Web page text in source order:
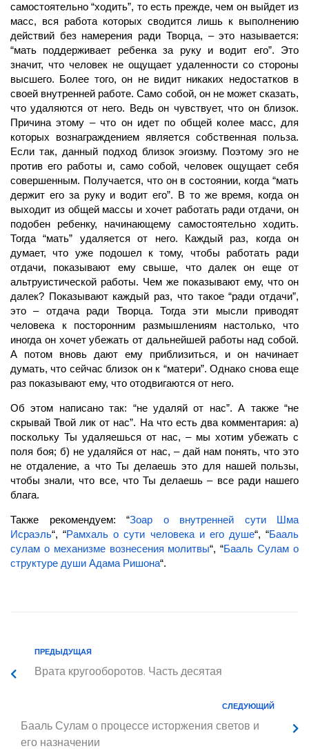
самостоятельно “ходить”, то есть прежде, чем он выйдет из
масс, вся работа которых сводится лишь к выполнению
действий без намерения ради Творца, – это называется:
“мать поддерживает ребенка за руку и водит его”. Это
значит, что человек не ощущает удаленности со стороны
высшего. Более того, он не видит никаких недостатков в
своей внутренней работе. Само собой, он не может сказать,
что удаляются от него. Ведь он чувствует, что он близок.
Причина этому – что он идет по общей колее масс, для
которых вознаграждением является собственная польза.
Если так, данный подход близок эгоизму. Поэтому эго не
против его работы и, само собой, человек ощущает себя
совершенным. Получается, что он в состоянии, когда “мать
держит его за руку и водит его”. В то же время, когда он
выходит из общей массы и хочет работатьради отдачи, он
подобен ребенку, начинающему самостоятельно ходить.
Тогда “мать” удаляется от него. Каждый раз, когда он
думает, что уже подошел к тому, чтобы работать ради
отдачи, показывают ему свыше, что далек он еще от
альтруистической работы. Чем же показывают ему, что он
далек? Показывают каждый раз, что такое “ради отдачи”,
это – отдача ради Творца. Тогда эти мысли приводят
человека к посторонним размышлениям настолько, что
иногда он хочет убежать от дальнейшей работы над собой.
А потом вновь дают ему приблизиться, и он начинает
думать, что сейчас близок он к “матери”. Однако снова еще
раз показывают ему, что отодвигаются от него.
Об этом написано так: “не удаляй от нас”. А также “не
скрывай Твой лик от нас”. На что есть два комментария: а)
поскольку Ты удаляешься от нас, – мы хотим убежать с
поля боя; б) не удаляйся от нас, – дай нам понять, что это
не отдаление, а что Ты делаешь это для нашей пользы,
чтобы знали, что все, что Ты делаешь – все ради нашего
блага.
Также рекомендуем: “Зоар о внутренней сути Шма
Исраэль“, “Рамхаль о сути человека и его душе“, “Бааль
сулам о механизме вознесения молитвы“, “Бааль Сулам о
структуре души Адама Ришона“.
ПРЕДЫДУЩАЯ
Врата кругооборотов. Часть десятая
СЛЕДУЮЩИЙ
Бааль Суламо процессе исторжения светов и
его назначении